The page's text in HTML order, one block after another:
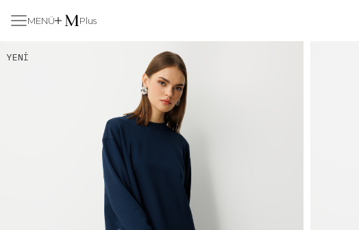
MENÜ Plus
YENI